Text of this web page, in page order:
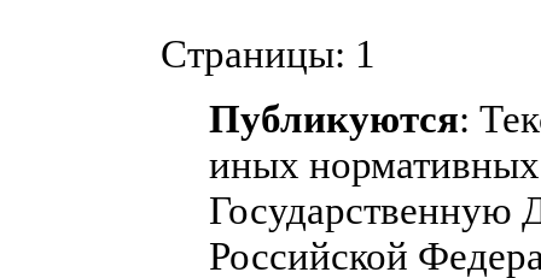
Страницы: 1
Публикуются:
иных
Государственную
Российской